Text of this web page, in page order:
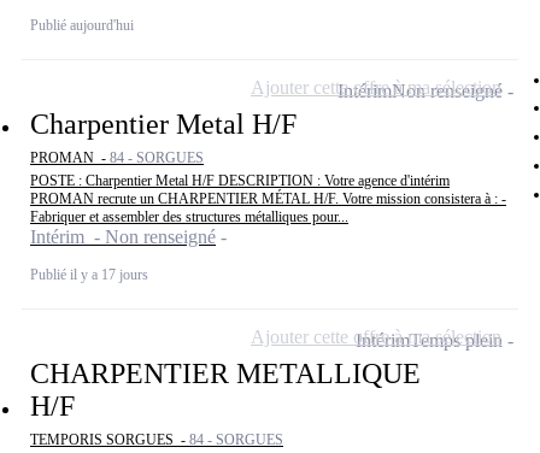
Publié aujourd'hui
Charpentier Metal H/F
PROMAN - 84 - SORGUES
POSTE : Charpentier Metal H/F DESCRIPTION : Votre agence d'intérim
PROMAN recrute un CHARPENTIER MÉTAL H/F. Votre mission consistera à : -
Fabriquer et assembler des structures métalliques pour...
Intérim - Non renseigné
Publié il y a 17 jours
IntérimNon renseigné
Ajouter cette offre à ma sélection
CHARPENTIER METALLIQUE
H/F
TEMPORIS SORGUES - 84 - SORGUES
IntérimTemps plein
Ajouter cette offre à ma sélection